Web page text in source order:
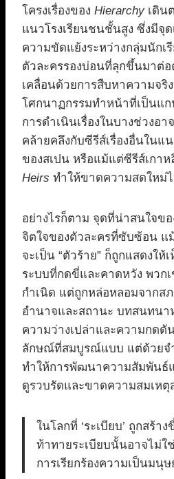
โครงเรื่องของ Hierarchy เดิน
แนวโรงเรียนชนชั้นสูง ซึ่งมีจุ
ความขัดแย้งระหว่างกลุ่มนัก
ตัวละครรองบ่อนที่ลุกขึ้นมาต่
เคลื่อนด้วยการสืบหาความจริง
โศกนาฏกรรมทำหน้าที่เป็นแ
การดำเนินเรื่องในบางช่วงอ
คล้ายคลึงกับซีรีส์เรื่องอื่นในแ
ของสเปน หรือแม้แต่ซีรีส์เกาห
Heirs ทำให้ขาดความสดใหม่
อย่างไรก็ตาม จุดที่น่าสนใจข
จิตใจของตัวละครที่ซับซ้อน แ
จะเป็น “ตัวร้าย” ก็ถูกแสดงให้
ระบบที่กดขี่และคาดหวัง พวก
กำเนิด แต่ถูกหล่อหลอมจากส
อำนาจและสถานะ บทสนทนา
ความว่างเปล่าและความกด
ลักษณ์ที่สมบูรณ์แบบ แต่ด้วยจ
ทำให้การพัฒนาความสัมพันธ์
ดูรวบรัดและขาดความสมเหตุ
ในโลกที่ ‘ระเบียบ’ ถูกสร้า
ท้าทายระเบียบนั้นอาจไม่ใ
การเรียกร้องความเป็นมนุ